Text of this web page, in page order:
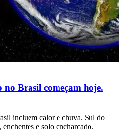
Brasil começam hoje.
incluem calor e chuva. Sul do
e solo encharcado.